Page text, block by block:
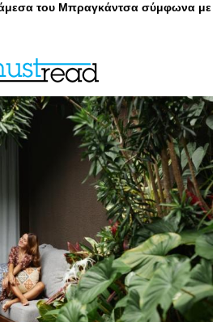
άμεσα του Μπραγκάντσα σύμφωνα με